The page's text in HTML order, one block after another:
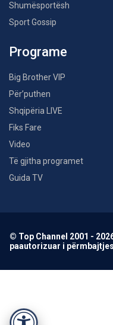
Shumësportësh
Sport Gossip
Programe
Big Brother VIP
Për’puthen
Shqipëria LIVE
Fiks Fare
Video
Të gjitha programet
Guida TV
© Top Channel 2001 -
paautorizuar i